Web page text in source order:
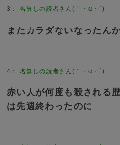
3 ：名無しの読者さん(｀・ω・´)
またカラダないなったん
4 ：名無しの読者さん(｀・ω・´)
赤い人が何度も殺される
は先週終わったのに